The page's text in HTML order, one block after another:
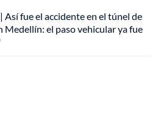
Así fue el accidente en el túnel de
Medellín: el paso vehicular ya fue